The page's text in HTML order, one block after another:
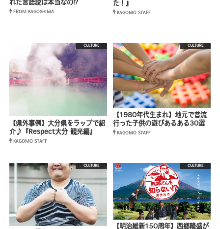
れた言語説は本当なの!?
FROM KAGOSHIMA
た！』
KAGOMO STAFF
CULTURE
【県外事例】大分県をラップで紹
介♪『Respect大分 観光編』
KAGOMO STAFF
CULTURE
【1980年代生まれ】地元で昔流
行った子供の遊びあるある30選
KAGOMO STAFF
CULTURE CULTURE
【明治維新150周年】西郷隆盛が